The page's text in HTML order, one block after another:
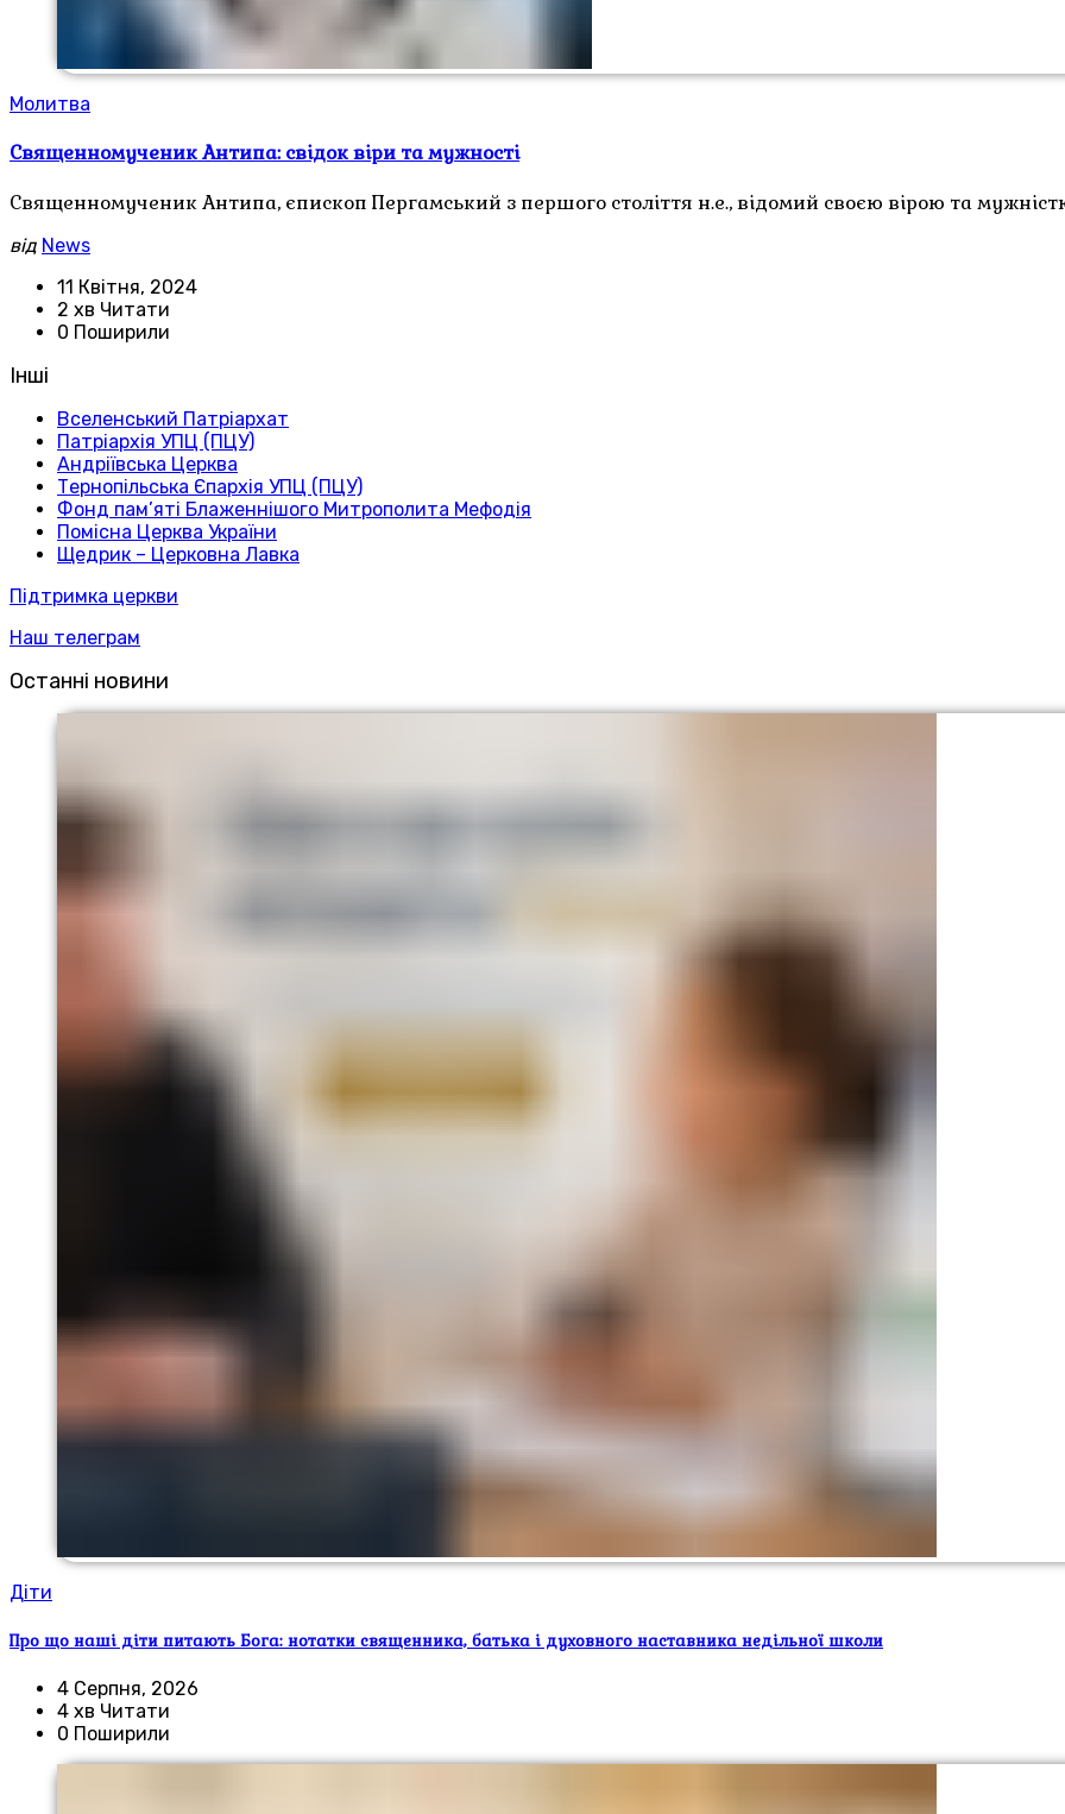
Молитва
Священномученик Антипа: свідок віри та мужності
Священномученик Антипа, єпископ Пергамський з першого століття н.е., відомий своєю вірою та
від News
11 Квітня, 2024
2 хв Читати
0 Поширили
Інші
Вселенський Патріархат
Патріархія УПЦ (ПЦУ)
Андріївська Церква
Тернопільська Єпархія УПЦ (ПЦУ)
Фонд пам’яті Блаженнішого Митрополита Мефодія
Помісна Церква України
Щедрик – Церковна Лавка
Підтримка церкви
Наш телеграм
Останні новини
Діти
Про що наші діти питають Бога: нотатки священника, батька і духовного наставника недільної школи
4 Серпня, 2026
4 хв Читати
0 Поширили